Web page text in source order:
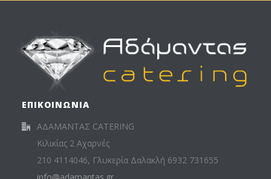
ΕΠΙΚΟΙΝΩΝΙΑ
ΑΔΑΜΑΝΤΑΣ CATERING
Κιλικίας 2 Αχαρνές
210 4114046, Γλυκερία Δαλακλή 6932 731655